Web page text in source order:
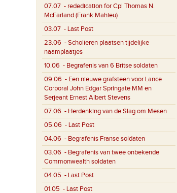
07.07 - rededication for Cpl Thomas N.
McFarland (Frank Mahieu)
03.07 - Last Post
23.06 - Scholieren plaatsen tijdelijke
naamplaatjes
10.06 - Begrafenis van 6 Britse soldaten
09.06 - Een nieuwe grafsteen voor Lance
Corporal John Edgar Springate MM en
Serjeant Ernest Albert Stevens
07.06 - Herdenking van de Slag om Mesen
05.06 - Last Post
04.06 - Begrafenis Franse soldaten
03.06 - Begrafenis van twee onbekende
Commonwealth soldaten
04.05 - Last Post
01.05 - Last Post